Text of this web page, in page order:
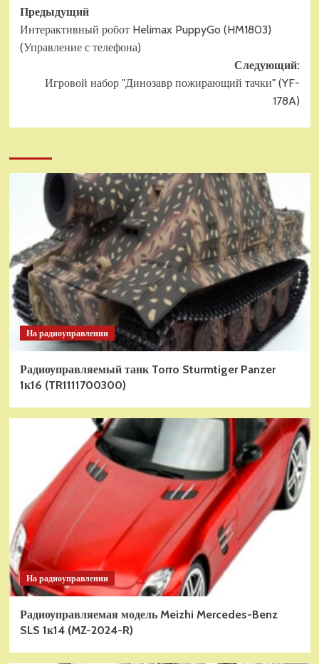
Навигация
записи
Предыдущий
Интерактивный робот Helimax PuppyGo (HM1803)
(Управление с телефона)
Следующий:
Игровой набор "Динозавр пожирающий тачки" (YF-
178A)
На радиоуправлении
Радиоуправляемый танк Torro Sturmtiger Panzer
1к16 (TR1111700300)
На радиоуправлении
Радиоуправляемая модель Meizhi Mercedes-Benz
SLS 1к14 (MZ-2024-R)